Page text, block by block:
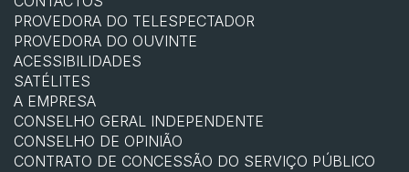
PROVEDORA DO TELESPECTADOR
PROVEDORA DO OUVINTE
ACESSIBILIDADES
SATÉLITES
A EMPRESA
CONSELHO GERAL INDEPENDENTE
CONSELHO DE OPINIÃO
CONTRATO DE CONCESSÃO DO SERVIÇO PÚBLICO